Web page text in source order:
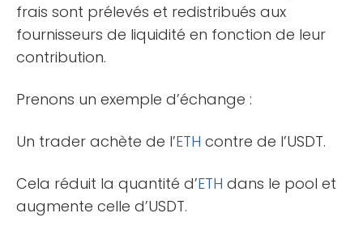
frais sont prélevés et redistribués aux
fournisseurs de liquidité en fonction de leur
contribution.
Prenons un exemple d’échange :
Un trader achète de l’ETH contre de l’USDT.
Cela réduit la quantité d’ETH dans le pool et
augmente celle d’USDT.